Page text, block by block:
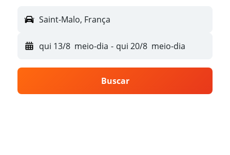
Saint-Malo, França
qui 13/8 meio-dia - qui 20/8 meio-dia
Buscar